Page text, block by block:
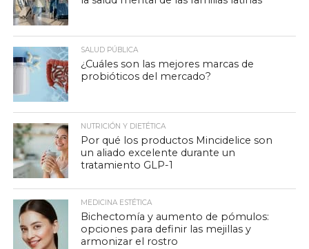
SALUD PÚBLICA
¿Cuáles son las mejores marcas de
probióticos del mercado?
NUTRICIÓN Y DIETÉTICA
Por qué los productos Mincidelice son
un aliado excelente durante un
tratamiento GLP-1
MEDICINA ESTÉTICA
Bichectomía y aumento de pómulos:
opciones para definir las mejillas y
armonizar el rostro